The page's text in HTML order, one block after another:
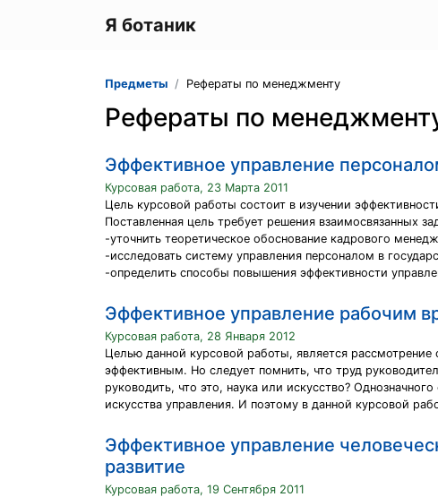
Я ботаник
Предметы Рефераты по менеджменту
Рефераты по
Эффективное управление
Курсовая работа, 23 Марта 2011
Цель курсовой работы состоит в изучении
Поставленная цель требует решения взаимосвязанных
-уточнить теоретическое обоснование кадрового
-исследовать систему управления персоналом в
-определить способы повышения эффективности
Эффективное управление рабочим
Курсовая работа, 28 Января 2012
Целью данной курсовой работы, является рассмотрение
эффективным. Но следует помнить, что труд
руководить, что это, наука или искусство?
искусства управления. И поэтому в данной курсовой
Эффективное управление
развитие
Курсовая работа, 19 Сентября 2011